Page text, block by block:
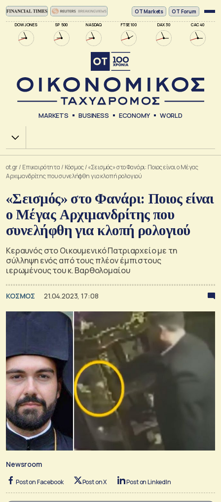
DOW JONES SP 500 NASDAQ FTSE 100 DAX 30 CAC 40
ΟΤ Markets OT Forum
MARKETS BUSINESS ECONOMY WORLD
Χ.Α.
ot.gr/ Επικαιρότητα / Κόσμος/«Σεισμός» στο Φανάρι: Ποιος είναι ο Μέγας
Αρχιμανδρίτης που συνελήφθη για κλοπή ρολογιού
«Σεισμός» στο Φανάρι: Ποιος είναι
ο Μέγας Αρχιμανδρίτης που
συνελήφθη για κλοπή ρολογιού
Κεραυνός στο Οικουμενικό Πατριαρχείο με τη
σύλληψη ενός από τους πλέον έμπιστους
ιερωμένους του κ. Βαρθολομαίου
ΚΟΣΜΟΣ 21.04.2023, 17:08
Newsroom
Post on Facebook Post on X Post on LinkedIn